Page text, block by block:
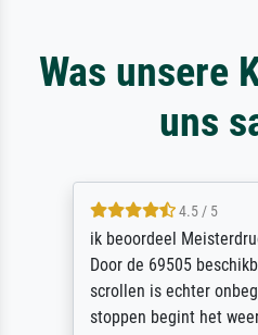
Was unsere
uns
4.5 / 5
ik beoordeel
Door de 69505
scrollen is echter
stoppen begint het